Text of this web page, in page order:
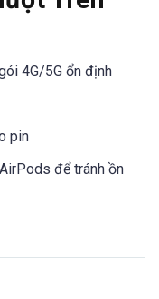
4G/5G ổn định
pin
để tránh ồn